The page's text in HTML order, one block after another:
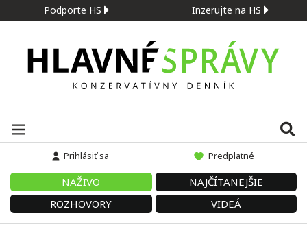
Podporte HS Inzerujte na HS
Prihlásiť sa Predplatné
NAŽIVO
NAJČÍTANEJŠIE
ROZHOVORY
VIDEÁ